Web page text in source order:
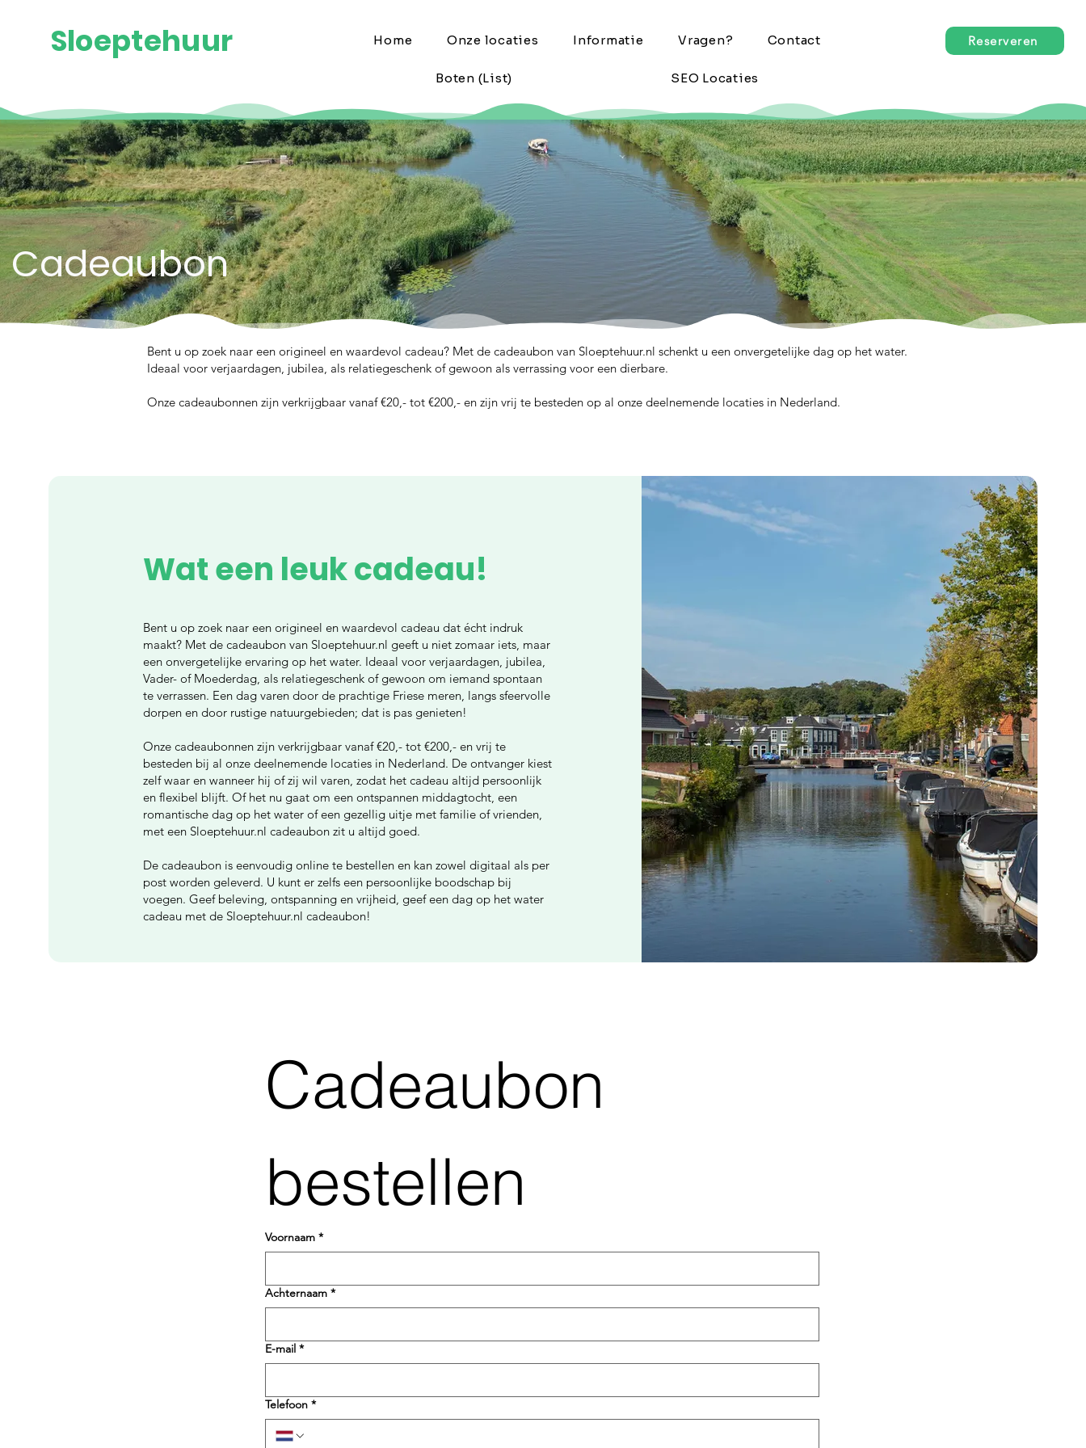
Sloeptehuur Home Onze locaties Informatie Vragen? Contact
Boten (List) SEO Locaties
Reserveren
Cadeaubon
Bent u op zoek naar een origineel en waardevol cadeau? Met de cadeaubon van Sloeptehuur.nl schenkt u een onvergetelijke dag op het water.
Ideaal voor verjaardagen, jubilea, als relatiegeschenk of gewoon als verrassing voor een dierbare.
Onze cadeaubonnen zijn verkrijgbaar vanaf €20,- tot €200,- en zijn vrij te besteden op al onze deelnemende locaties in Nederland.
Wat een leuk cadeau!
Bent u op zoek naar een origineel en waardevol cadeau dat écht indruk
maakt? Met de cadeaubon van Sloeptehuur.nl geeft u niet zomaar iets, maar
een onvergetelijke ervaring op het water. Ideaal voor verjaardagen, jubilea,
Vader- of Moederdag, als relatiegeschenk of gewoon om iemand spontaan
te verrassen. Een dag varen door de prachtige Friese meren, langs sfeervolle
dorpen en door rustige natuurgebieden; dat is pas genieten!
Onze cadeaubonnen zijn verkrijgbaar vanaf €20,- tot €200,- en vrij te
besteden bij al onze deelnemende locaties in Nederland. De ontvanger kiest
zelf waar en wanneer hij of zij wil varen, zodat het cadeau altijd persoonlijk
en flexibel blijft. Of het nu gaat om een ontspannen middagtocht, een
romantische dag op het water of een gezellig uitje met familie of vrienden,
met een Sloeptehuur.nl cadeaubon zit u altijd goed.
De cadeaubon is eenvoudig online te bestellen en kan zowel digitaal als per
post worden geleverd. U kunt er zelfs een persoonlijke boodschap bij
voegen. Geef beleving, ontspanning en vrijheid, geef een dag op het water
cadeau met de Sloeptehuur.nl cadeaubon!
Cadeaubon
bestellen
Voornaam *
Achternaam *
E-mail *
Telefoon *